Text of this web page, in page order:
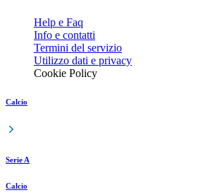
Help e Faq
Info e contatti
Termini del servizio
Utilizzo dati e privacy
Cookie Policy
Calcio
Serie A
Calcio